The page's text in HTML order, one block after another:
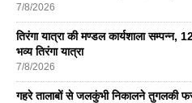
7/8/2026
तिरंगा यात्रा की मण्डल कार्यशाला
भव्य तिरंगा यात्रा
7/8/2026
गहरे तालाबों से जलकुंभी निकालने तुगलकी